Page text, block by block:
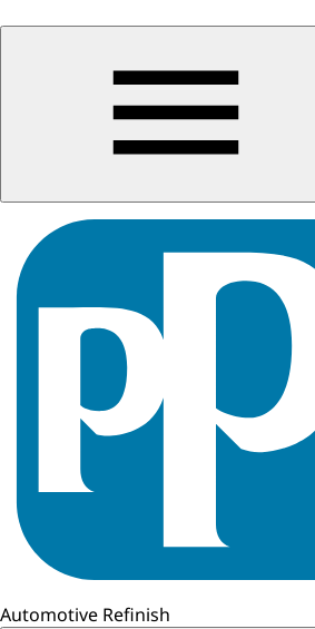
Automotive Refinish